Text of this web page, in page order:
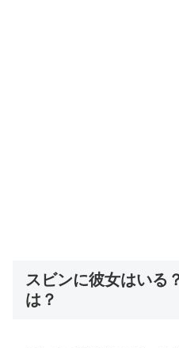
スビンに彼女はいる
は？